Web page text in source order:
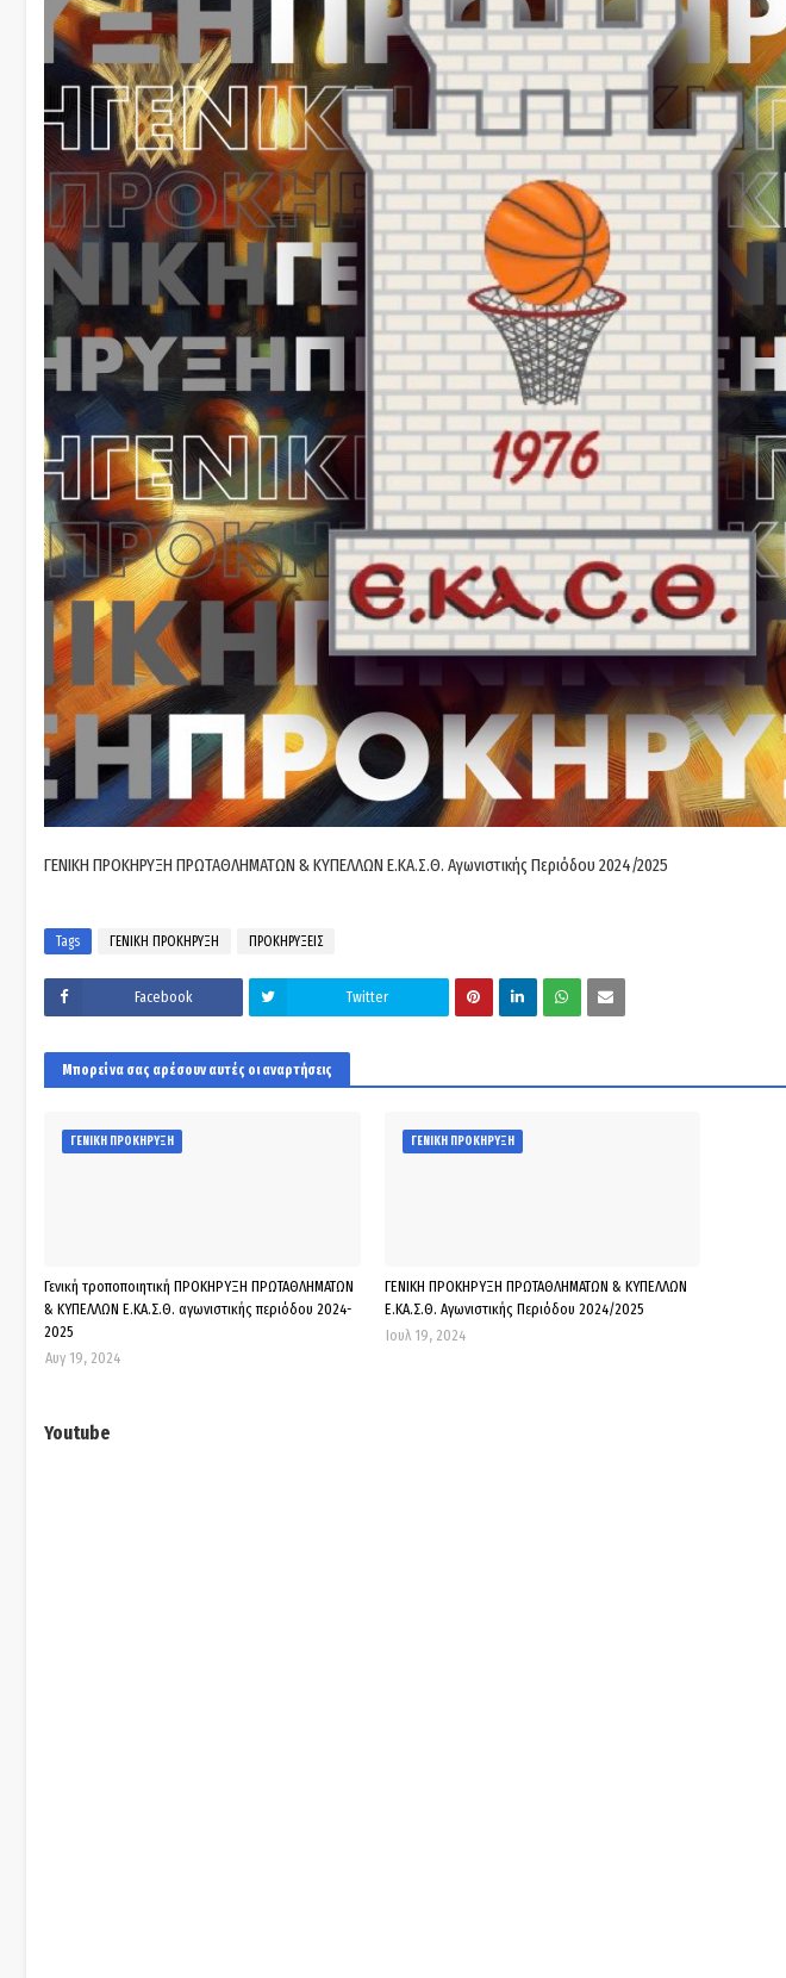
ΓΕΝΙΚΗ ΠΡΟΚΗΡΥΞΗ ΠΡΩΤΑΘΛΗΜΑΤΩΝ & ΚΥΠΕΛΛΩΝ Ε.ΚΑ.Σ.Θ. Αγωνιστικής Περιόδου 2024/2025
Tags ΓΕΝΙΚΗ ΠΡΟΚΗΡΥΞΗ ΠΡΟΚΗΡΥΞΕΙΣ
Facebook Twitter
Μπορεί να σας αρέσουν αυτές οι αναρτήσεις
ΓΕΝΙΚΗ ΠΡΟΚΗΡΥΞΗ
Γενική τροποποιητική ΠΡΟΚΗΡΥΞΗ ΠΡΩΤΑΘΛΗΜΑΤΩΝ
& ΚΥΠΕΛΛΩΝ Ε.ΚΑ.Σ.Θ. αγωνιστικής περιόδου 2024-
2025
Αυγ 19, 2024
ΓΕΝΙΚΗ ΠΡΟΚΗΡΥΞΗ
ΓΕΝΙΚΗ ΠΡΟΚΗΡΥΞΗ ΠΡΩΤΑΘΛΗΜΑΤΩΝ & ΚΥΠΕΛΛΩΝ
Ε.ΚΑ.Σ.Θ. Αγωνιστικής Περιόδου 2024/2025
Ιουλ 19, 2024
Youtube